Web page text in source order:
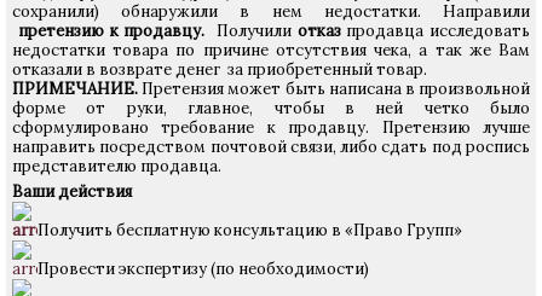
сохранили) обнаружили в нем недостатки. Направили
претензию к продавцу. Получили отказпродавца исследовать
недостатки товара по причине отсутствия чека, а так же Вам
отказали в возврате денег за приобретенный товар.
ПРИМЕЧАНИЕ. Претензия может быть написана в произвольной
форме от руки, главное, чтобы в ней четко было
сформулировано требование к продавцу. Претензию лучше
направить посредством почтовой связи, либо сдать под роспись
представителю продавца.
Ваши действия
Получить бесплатную консультацию в «Право Групп»
Провести экспертизу (по необходимости)